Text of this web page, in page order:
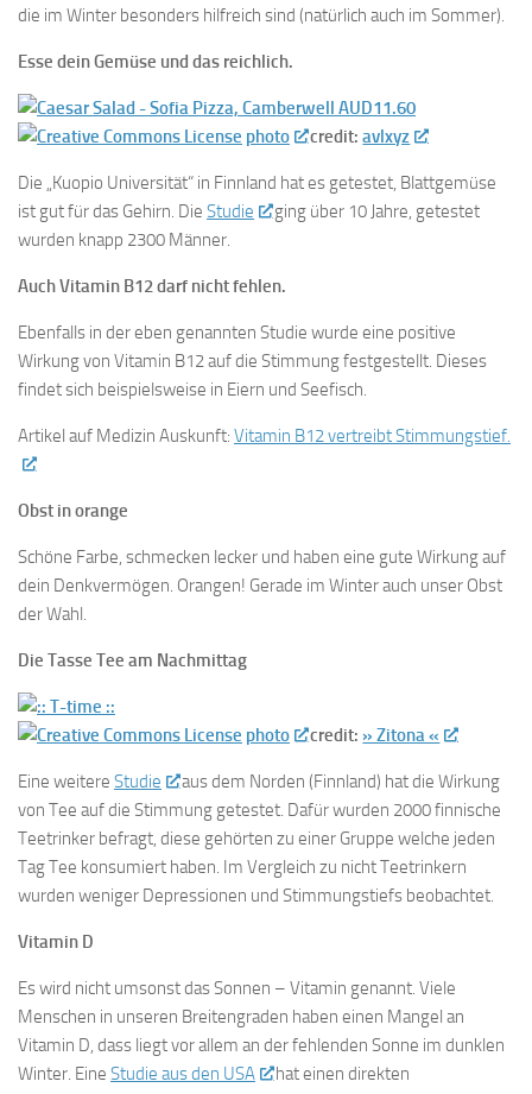
die im Winter besonders hilfreich sind (natürlich auch im Sommer).
Esse dein Gemüse und das reichlich.
photo credit:avlxyz
Die „Kuopio Universität“ in Finnland hat es getestet, Blattgemüse
ist gut für das Gehirn. Die Studie
ging über 10 Jahre, getestet
wurden knapp 2300 Männer.
Auch Vitamin B12 darf nicht fehlen.
Ebenfalls in der eben genannten Studie wurde eine positive
Wirkung von Vitamin B12 auf die Stimmung festgestellt. Dieses
findet sich beispielsweise in Eiern und Seefisch.
Artikel auf Medizin Auskunft: Vitamin B12 vertreibt Stimmungstief.
Obst in orange
Schöne Farbe, schmecken lecker und haben eine gute Wirkung auf
dein Denkvermögen. Orangen! Gerade im Winter auch unser Obst
der Wahl.
Die Tasse Tee am Nachmittag
photo credit: » Zitona «
Eine weitere Studie
aus dem Norden (Finnland) hat die Wirkung
von Tee auf die Stimmung getestet. Dafür wurden 2000 finnische
Teetrinker befragt, diese gehörten zu einer Gruppe welche jeden
Tag Tee konsumiert haben. Im Vergleich zu nicht Teetrinkern
wurden weniger Depressionen und Stimmungstiefs beobachtet.
Vitamin D
Es wird nicht umsonst das Sonnen – Vitamin genannt. Viele
Menschen in unseren Breitengraden haben einen Mangel an
Vitamin D, dass liegt vor allem an der fehlenden Sonne im dunklen
Winter. Eine Studie aus den USA
hat einen direkten